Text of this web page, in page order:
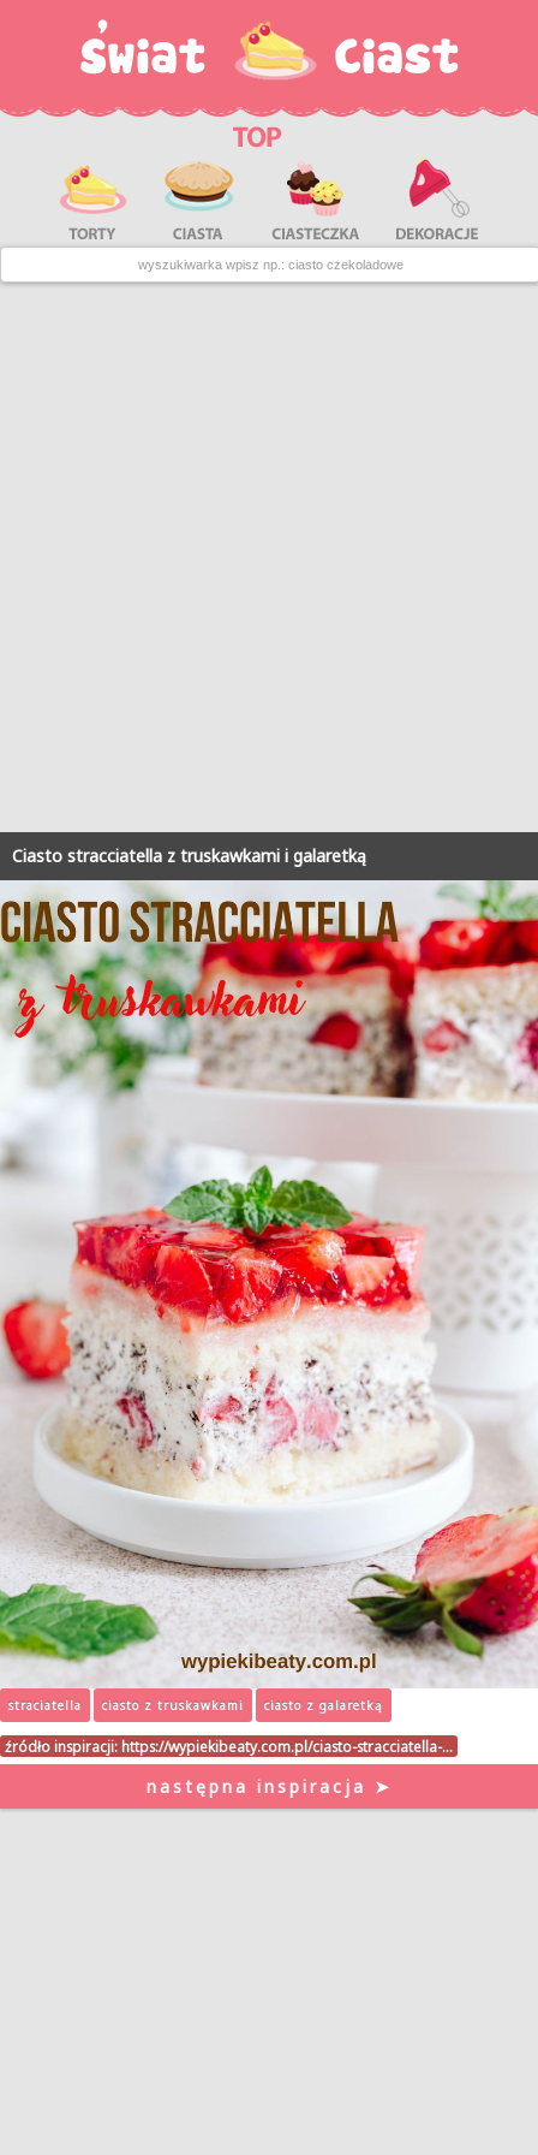
Ciasto stracciatella z truskawkami i galaretką
straciatella ciasto z truskawkami ciasto z galaretką
źródło inspiracji: https://wypiekibeaty.com.pl/ciasto-stracciatella-…
następna inspiracja ➤